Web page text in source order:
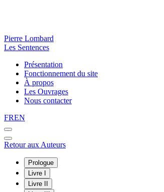
Pierre Lombard
Les Sentences
Présentation
Fonctionnement du site
À propos
Les Ouvrages
Nous contacter
FREN
Retour aux Auteurs
Prologue
Livre I
Livre II